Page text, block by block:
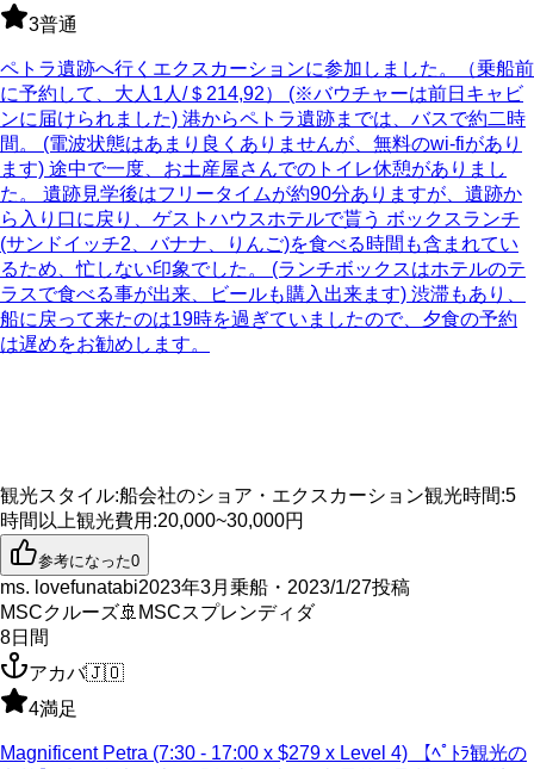
3普通
ペトラ遺跡へ行くエクスカーションに参加しました。（乗船前
に予約して、大人1人/＄214,92） (※バウチャーは前日キャビ
ンに届けられました) 港からペトラ遺跡までは、バスで約二時
間。 (電波状態はあまり良くありませんが、無料のwi-fiがあり
ます) 途中で一度、お土産屋さんでのトイレ休憩がありまし
た。 遺跡見学後はフリータイムが約90分ありますが、遺跡か
ら入り口に戻り、ゲストハウスホテルで貰う ボックスランチ
(サンドイッチ2、バナナ、りんご)を食べる時間も含まれてい
るため、忙しない印象でした。 (ランチボックスはホテルのテ
ラスで食べる事が出来、ビールも購入出来ます) 渋滞もあり、
船に戻って来たのは19時を過ぎていましたので、夕食の予約
は遅めをお勧めします。
観光スタイル:船会社のショア・エクスカーション観光時間:5
時間以上観光費用 :20,000~30,000円
参考になった0
ms. lovefunatabi2023年3月乗船・2023/1/27投稿
MSCクルーズ🚢 MSCスプレンディダ
8日間
アカバ🇯🇴
4満足
Magnificent Petra (7:30 - 17:00 x $279 x Level 4) 【ﾍﾟﾄﾗ観光の